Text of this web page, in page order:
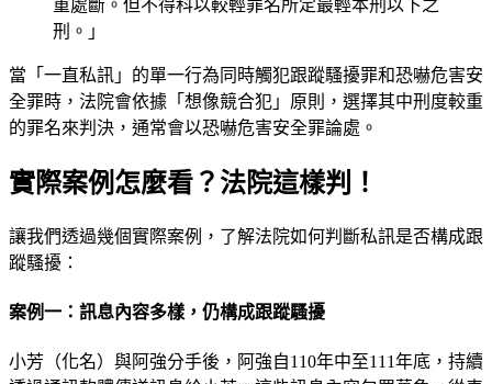
重處斷。但不得科以較輕罪名所定最輕本刑以下之
刑。」
當「一直私訊」的單一行為同時觸犯跟蹤騷擾罪和恐嚇危害安
全罪時，法院會依據「想像競合犯」原則，選擇其中刑度較重
的罪名來判決，通常會以恐嚇危害安全罪論處。
實際案例怎麼看？法院這樣判！
讓我們透過幾個實際案例，了解法院如何判斷私訊是否構成跟
蹤騷擾：
案例一：訊息內容多樣，仍構成跟蹤騷擾
小芳（化名）與阿強分手後，阿強自110年中至111年底，持續